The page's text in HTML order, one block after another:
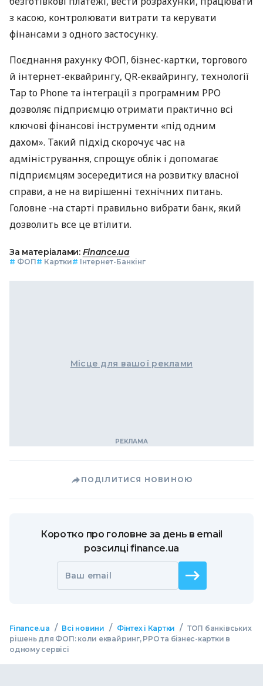
з касою, контролювати витрати та керувати
фінансами з одного застосунку.
Поєднання рахунку ФОП, бізнес-картки, торгового
й інтернет-еквайрингу, QR-еквайрингу, технології
Tap to Phone та інтеграції з програмним РРО
дозволяє підприємцю отримати практично всі
ключові фінансові інструменти «під одним
дахом». Такий підхід скорочує час на
адміністрування, спрощує облік і допомагає
підприємцям зосередитися на розвитку власної
справи, а не на вирішенні технічних питань.
Головне -на старті правильно вибрати банк, який
дозволить все це втілити.
За матеріалами: Finance.ua
# ФОП# Картки# Інтернет-Банкінг
Місце для вашої реклами
ПОДІЛИТИСЯ НОВИНОЮ
Коротко про головне за день в email
розсилці finance.ua
Ваш email
Finance.ua / Всі новини / Фінтех і Картки / ТОП банківських
рішень для ФОП: коли еквайринг, РРО та бізнес-картки в
одному сервісі